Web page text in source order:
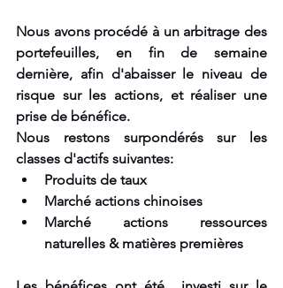
Nous avons procédé à un arbitrage des
portefeuilles, en fin de semaine
dernière, afin d'abaisser le niveau de
risque sur les actions, et réaliser une
prise de bénéfice.
Nous restons surpondérés sur les
classes d'actifs suivantes:
Produits de taux
Marché actions chinoises
Marché actions ressources
naturelles & matières premières